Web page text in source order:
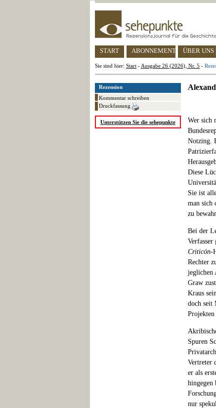
START ABONNEMENT ÜBER UNS
Sie sind hier: Start - Ausgabe 26 (2026), Nr. 5 -
Rezension
Kommentar schreiben
Druckfassung
Unterstützen Sie die sehepunkte
Wer sich
Notzing.
Diese
Sie ist
man sich
zu
Bei der
Criticón-
Rechter
jeglichen
Graw
Kraus
doch seit
Spuren
Vertreter
er als
hingegen
nur